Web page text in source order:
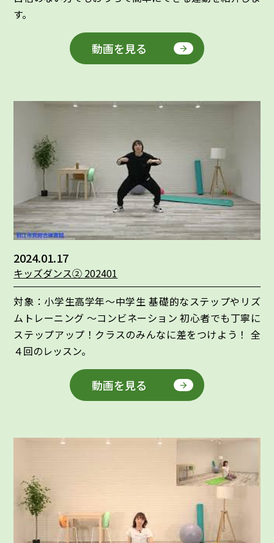
す。
動画を見る
2024.01.17
キッズダンス② 202401
対象：小学生高学年～中学生 基礎的なステップやリズ
ムトレーニング ～コンビネーション 初心者でも丁寧に
ステップアップ！クラスのみんなに差をつけよう！ 全
４回のレッスン。
動画を見る